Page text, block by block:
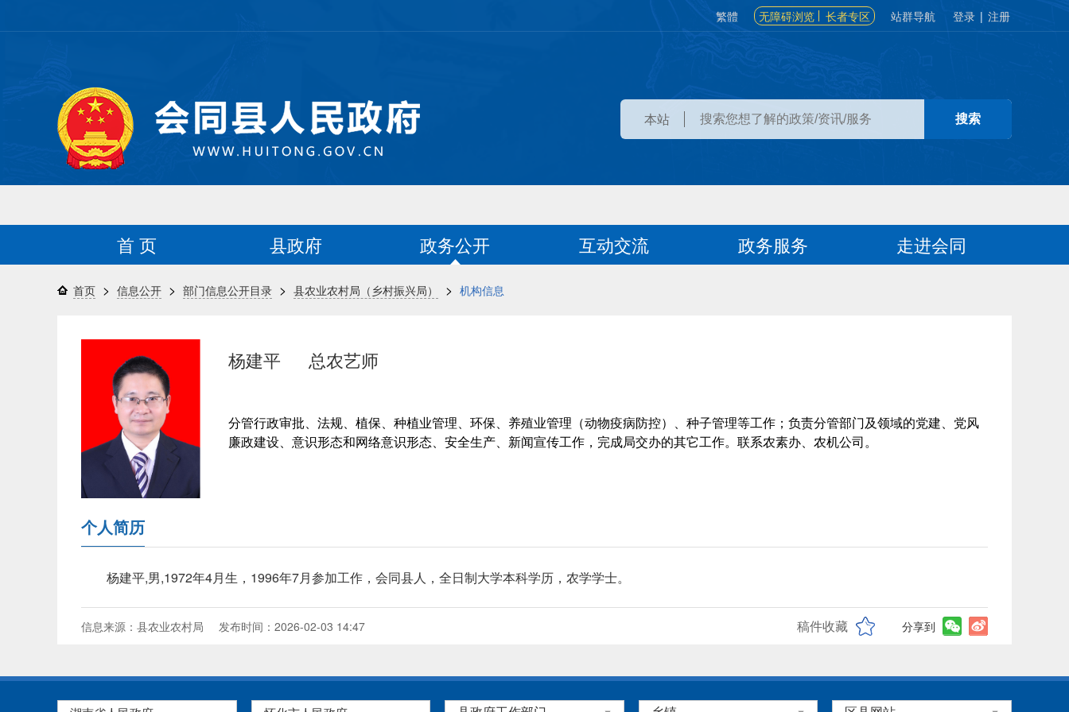
繁體 无障碍浏览 长者专区 站群导航 登录 | 注册
本站
首 页 县政府 政务公开 互动交流 政务服务 走进会同
首页 > 信息公开 > 部门信息公开目录 > 县农业农村局（乡村振兴局） > 机构信息
杨建平 总农艺师
分管行政审批、法规、植保、种植业管理、环保、养殖业管理（动物疫病防控）、种子管理等工作；负责分管部门及领域的党建、党风
廉政建设、意识形态和网络意识形态、安全生产、新闻宣传工作，完成局交办的其它工作。联系农素办、农机公司。
个人简历
杨建平,男,1972年4月生，1996年7月参加工作，会同县人，全日制大学本科学历，农学学士。
信息来源：县农业农村局 发布时间：2026-02-03 14:47 稿件收藏 分享到